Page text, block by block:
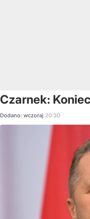
Czarnek:
Dodano: wczoraj 20:30